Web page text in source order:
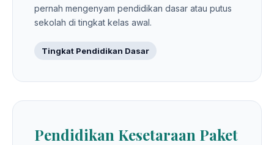
pernah mengenyam pendidikan dasar atau putus
sekolah di tingkat kelas awal.
Tingkat Pendidikan Dasar
Pendidikan Kesetaraan Paket